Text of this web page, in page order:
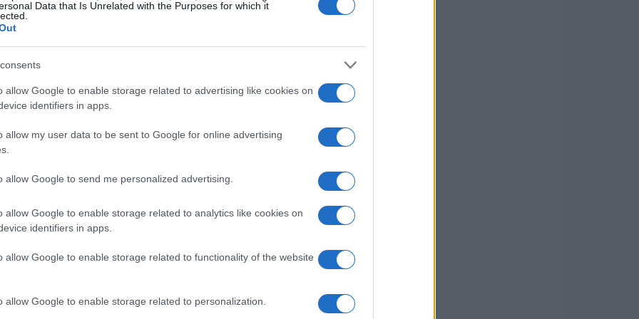
Data that Is Unrelated with the Purposes for which it
allow Google to enable storage related to advertising like cookies on
identifiers in apps.
allow my user data to be sent to Google for online advertising
allow Google to send me personalized advertising.
allow Google to enable storage related to analytics like cookies on
identifiers in apps.
allow Google to enable storage related to functionality of the website
allow Google to enable storage related to personalization.
futuras
o BCE removeu a referência a uma política
de dados”. Isso significa que as decisões futuras
e não em um plano predefinido. Christine
de monitorar o desempenho do euro e deixou
taxas